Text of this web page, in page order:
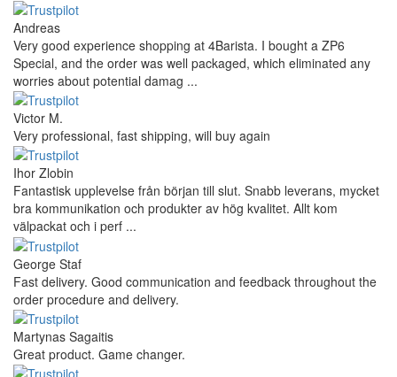
Andreas
Very good experience shopping at 4Barista. I bought a ZP6
Special, and the order was well packaged, which eliminated any
worries about potential damag ...
Victor M.
Very professional, fast shipping, will buy again
Ihor Zlobin
Fantastisk upplevelse från början till slut. Snabb leverans, mycket
bra kommunikation och produkter av hög kvalitet. Allt kom
välpackat och i perf ...
George Staf
Fast delivery. Good communication and feedback throughout the
order procedure and delivery.
Martynas Sagaitis
Great product. Game changer.